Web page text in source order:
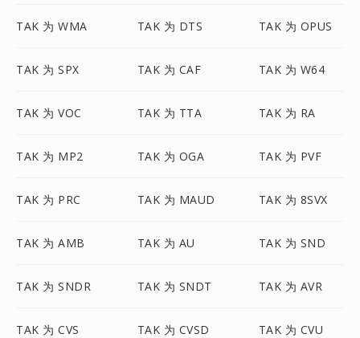
TAK 为 WMA TAK 为 DTS TAK 为 OPUS
TAK 为 SPX TAK 为 CAF TAK 为 W64
TAK 为 VOC TAK 为 TTA TAK 为 RA
TAK 为 MP2 TAK 为 OGA TAK 为 PVF
TAK 为 PRC TAK 为 MAUD TAK 为 8SVX
TAK 为 AMB TAK 为 AU TAK 为 SND
TAK 为 SNDR TAK 为 SNDT TAK 为 AVR
TAK 为 CVS TAK 为 CVSD TAK 为 CVU